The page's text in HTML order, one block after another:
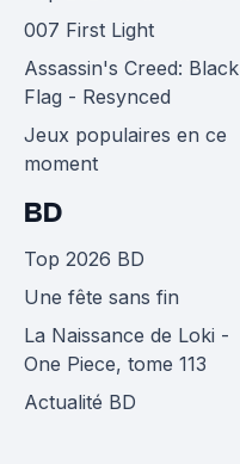
007 First Light
Assassin's Creed: Black
Flag - Resynced
Jeux populaires en ce
moment
BD
Top 2026 BD
Une fête sans fin
La Naissance de Loki -
One Piece, tome 113
Actualité BD